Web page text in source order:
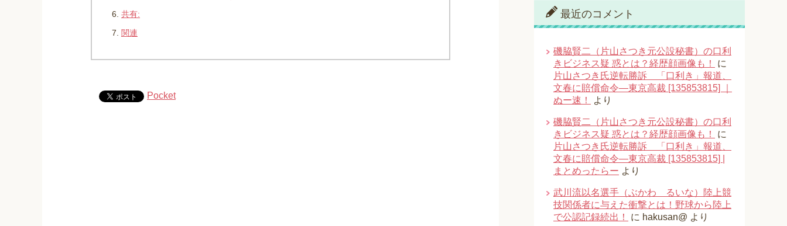
共有:
関連
Pocket
最近のコメント
磯脇賢二（片山さつき元公設秘書）の口利
きビジネス疑 惑とは？経歴顔画像も！
に
片山さつき氏逆転勝訴 「口利き」報道、
文春に賠償命令―東京高裁 [135853815] ｜
ぬー速！
より
磯脇賢二（片山さつき元公設秘書）の口利
きビジネス疑 惑とは？経歴顔画像も！
に
片山さつき氏逆転勝訴 「口利き」報道、
文春に賠償命令―東京高裁 [135853815] |
まとめったらー より
武川流以名選手（ぶかわ るいな）陸上競
技関係者に与えた衝撃とは！野球から陸上
で公認記録続出！
に hakusan@ より